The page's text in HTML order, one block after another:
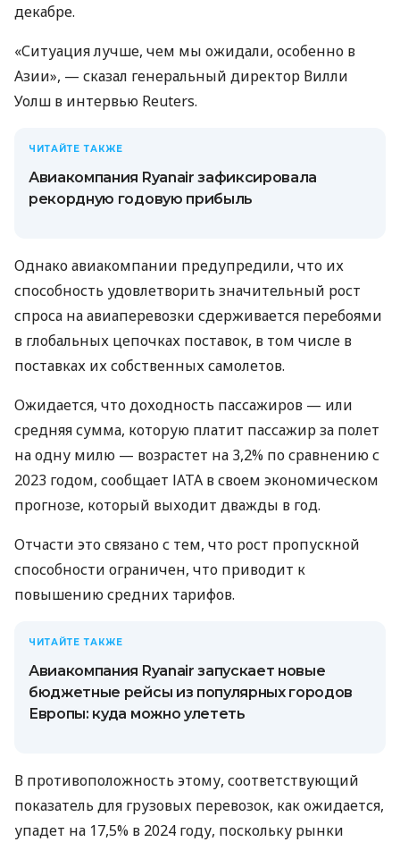
декабре.
«Ситуация лучше, чем мы ожидали, особенно в
Азии», — сказал генеральный директор Вилли
Уолш в интервью Reuters.
ЧИТАЙТЕ ТАКЖЕ
Авиакомпания Ryanair зафиксировала
рекордную годовую прибыль
Однако авиакомпании предупредили, что их
способность удовлетворить значительный рост
спроса на авиаперевозки сдерживается перебоями
в глобальных цепочках поставок, в том числе в
поставках их собственных самолетов.
Ожидается, что доходность пассажиров — или
средняя сумма, которую платит пассажир за полет
на одну милю — возрастет на 3,2% по сравнению с
2023 годом, сообщает ІАТА в своем экономическом
прогнозе, который выходит дважды в год.
Отчасти это связано с тем, что рост пропускной
способности ограничен, что приводит к
повышению средних тарифов.
ЧИТАЙТЕ ТАКЖЕ
Авиакомпания Ryanair запускает новые
бюджетные рейсы из популярных городов
Европы: куда можно улететь
В противоположность этому, соответствующий
показатель для грузовых перевозок, как ожидается,
упадет на 17,5% в 2024 году, поскольку рынки